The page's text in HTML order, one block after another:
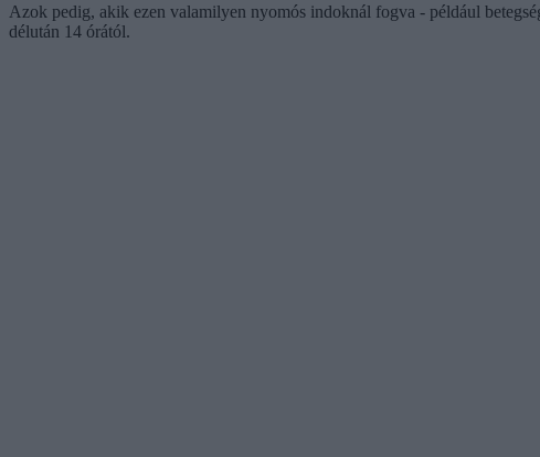
Azok pedig, akik ezen valamilyen nyomós indoknál fogva - például
délután 14 órától.